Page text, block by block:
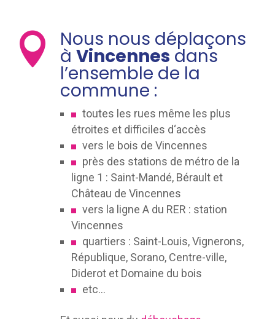
 Nous nous déplaçons
à Vincennes dans
l’ensemble de la
commune :
toutes les rues même les plus
étroites et difficiles d‘accès
vers le bois de Vincennes
près des stations de métro de la
ligne 1 : Saint-Mandé, Bérault et
Château de Vincennes
vers la ligne A du RER : station
Vincennes
quartiers : Saint-Louis, Vignerons,
République, Sorano, Centre-ville,
Diderot et Domaine du bois
etc…